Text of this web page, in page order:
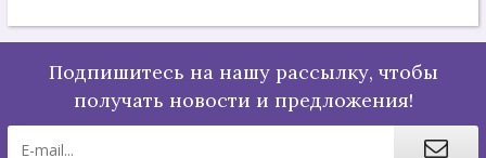
Подпишитесь на нашу рассылку, чтобы
получать новости и предложения!